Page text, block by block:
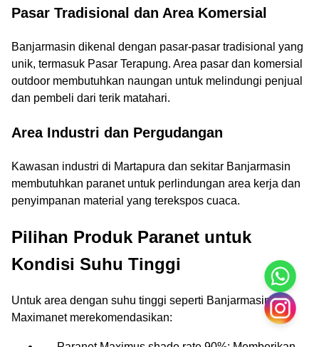
Pasar Tradisional dan Area Komersial
Banjarmasin dikenal dengan pasar-pasar tradisional yang
unik, termasuk Pasar Terapung. Area pasar dan komersial
outdoor membutuhkan naungan untuk melindungi penjual
dan pembeli dari terik matahari.
Area Industri dan Pergudangan
Kawasan industri di Martapura dan sekitar Banjarmasin
membutuhkan paranet untuk perlindungan area kerja dan
penyimpanan material yang terekspos cuaca.
Pilihan Produk Paranet untuk
Kondisi Suhu Tinggi
Untuk area dengan suhu tinggi seperti Banjarmasin,
Maximanet merekomendasikan: